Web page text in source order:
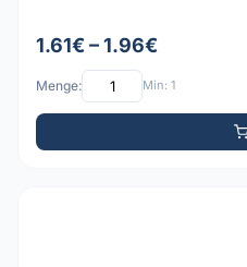
1.61€ – 1.96€
Menge: Min: 1